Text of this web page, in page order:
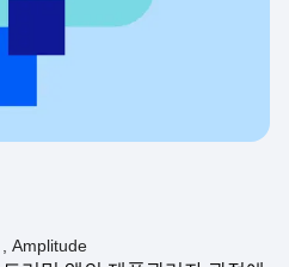
Amplitude